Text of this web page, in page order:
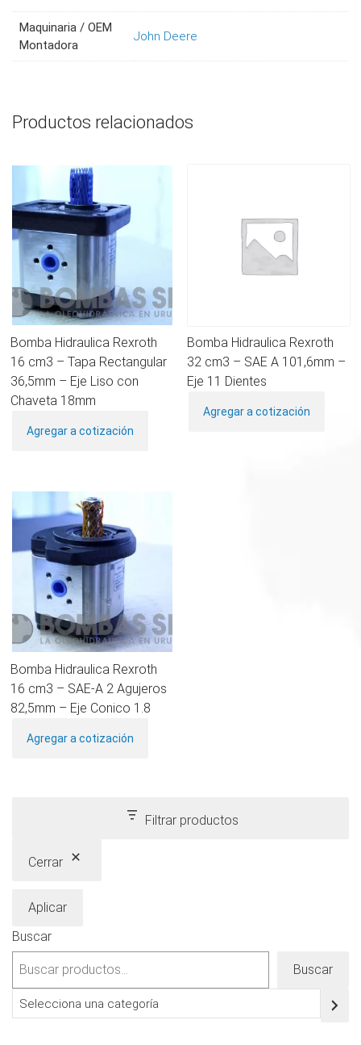
Maquinaria / OEM
Montadora
John Deere
Productos relacionados
Bomba Hidraulica Rexroth
16 cm3 – Tapa Rectangular
36,5mm – Eje Liso con
Chaveta 18mm
Agregar a cotización
Bomba Hidraulica Rexroth
32 cm3 – SAE A 101,6mm –
Eje 11 Dientes
Agregar a cotización
Bomba Hidraulica Rexroth
16 cm3 – SAE-A 2 Agujeros
82,5mm – Eje Conico 1.8
Agregar a cotización
Filtrar productos
Cerrar
Aplicar
Buscar
Buscar
Selecciona
una